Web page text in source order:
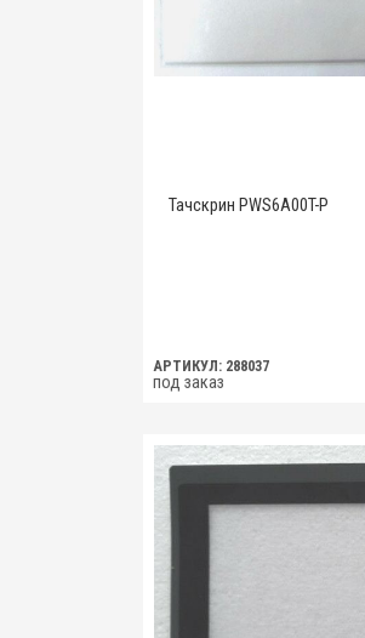
Тачскрин PWS6A00T-P
АРТИКУЛ: 288037
под заказ